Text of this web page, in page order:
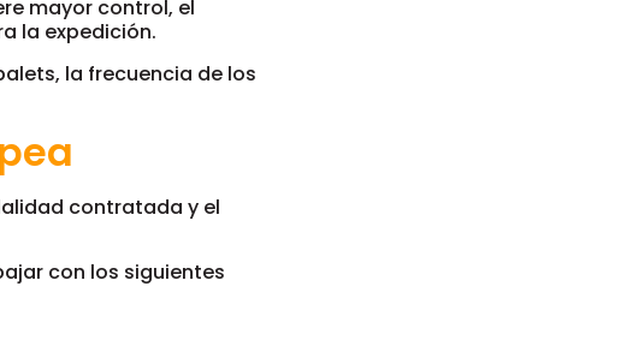
mayor control, el
la expedición.
la frecuencia de los
contratada y el
con los siguientes